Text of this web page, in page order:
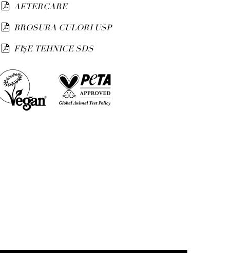
AFTERCARE
BROSURA CULORI USP
FIȘE TEHNICE SDS